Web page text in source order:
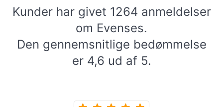
Kunder har givet 1264 anmeldelser
om Evenses.
Den gennemsnitlige bedømmelse
er 4,6 ud af 5.